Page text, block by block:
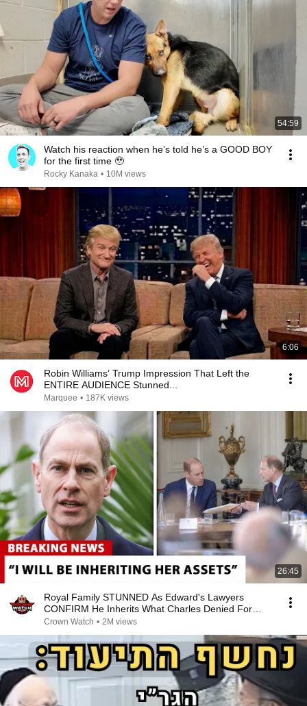
54:59
Watch his reaction when he’s told he’s a GOOD BOY
for the first time 🥹
Rocky Kanaka • 10M views
6:06
Robin Williams’ Trump Impression That Left the
ENTIRE AUDIENCE Stunned...
Marquee • 187K views
26:45
Royal Family STUNNED As Edward's Lawyers
CONFIRM He Inherits What Charles Denied For
Years!
Crown Watch • 2M views